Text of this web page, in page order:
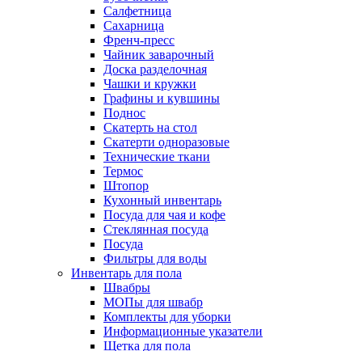
Салфетница
Сахарница
Френч-пресс
Чайник заварочный
Доска разделочная
Чашки и кружки
Графины и кувшины
Поднос
Скатерть на стол
Скатерти одноразовые
Технические ткани
Термос
Штопор
Кухонный инвентарь
Посуда для чая и кофе
Стеклянная посуда
Посуда
Фильтры для воды
Инвентарь для пола
Швабры
МОПы для швабр
Комплекты для уборки
Информационные указатели
Щетка для пола